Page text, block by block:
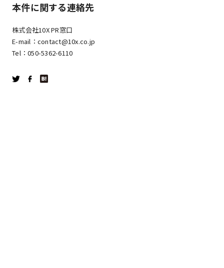
本件に関する連絡先
株式会社10X PR窓口
E-mail：contact@10x.co.jp
Tel：050-5362-6110